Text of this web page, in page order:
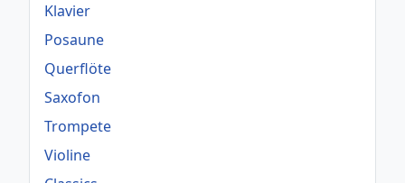
Klavier
Posaune
Querflöte
Saxofon
Trompete
Violine